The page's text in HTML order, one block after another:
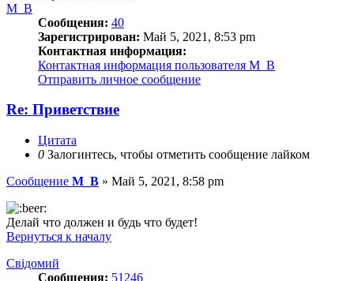
M_B
Сообщения: 40
Зарегистрирован: Май 5, 2021, 8:53 pm
Контактная информация:
Контактная информация пользователя M_B
Отправить личное сообщение
Re: Приветствие
Цитата
0 Залогинтесь, чтобы отметить сообщение лайком
Сообщение M_B » Май 5, 2021, 8:58 pm
Делай что должен и будь что будет!
Вернуться к началу
Свідомий
Сообщения: 51246